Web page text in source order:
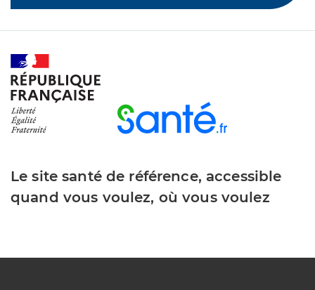
Le site santé de référence, accessible
quand vous voulez, où vous voulez